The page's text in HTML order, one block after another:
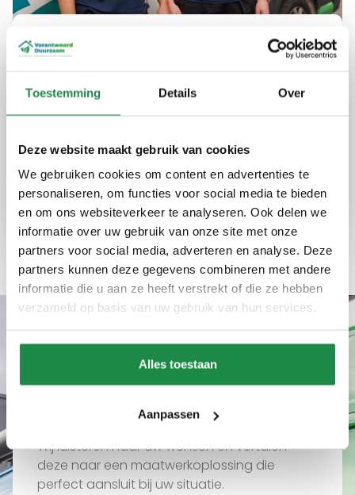
Toestemming Details Over
Deze website maakt gebruik van cookies
We gebruiken cookies om content en advertenties te
personaliseren, om functies voor social media te bieden
en om ons websiteverkeer te analyseren. Ook delen we
informatie over uw gebruik van onze site met onze
partners voor social media, adverteren en analyse. Deze
partners kunnen deze gegevens combineren met andere
informatie die u aan ze heeft verstrekt of die ze hebben
verzameld op basis van uw gebruik van hun services.
Alles toestaan
Aanpassen
Uw partner in duurzame
Bij Verantwoord Duurzaam bieden we advies
optimaliseren en kosten verlagen. Onze
diensten zijn betrouwbaar en eerlijk, altijd met
een focus op kwaliteit en efficiëntie.
Expertise Kwaliteit Ervaring
Wat ons uniek maakt
Waarom een thuisaccu
plaatsen in Putten via ons?
Wij luisteren naar uw wensen en vertalen
deze naar een maatwerkoplossing die
perfect aansluit bij uw situatie.